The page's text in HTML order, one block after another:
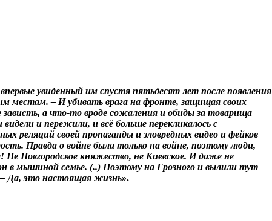
увиденный им спустя пятьдесят лет после появления
местам. – И убивать врага на фронте, защищая своих
а что-то вроде сожаления и обиды за товарища
и пережили, и всё больше перекликалось с
реляций своей пропаганды и зловредных видео и фейков
Правда о войне была только на войне, поэтому люди,
Не Новгородское княжество, не Киевское. И даже не
в мышиной семье. (..) Поэтому на Грозного и вылили тут
Да, это настоящая жизнь».